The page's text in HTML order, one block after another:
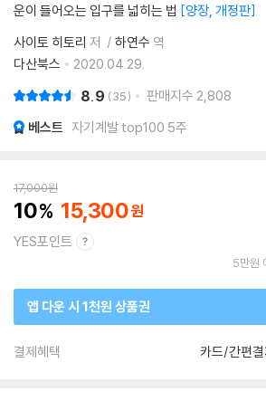
운이 들어오는 입구를 넓히는 법 양장, 개정판
사이토 히토리 저 하연수 역
다산북스
2020.04.29.
8.9 35 판매지수 2,808
베스트 자기계발 top100 5주
17,000원
10 15,300
YES포인트
5만원
앱 다운 시 1천원 상품권
결제혜택 카드/간편